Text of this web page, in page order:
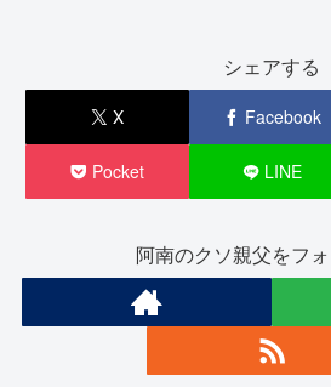
シェアする
X Facebook
Pocket LINE
阿南のクソ親父をフ